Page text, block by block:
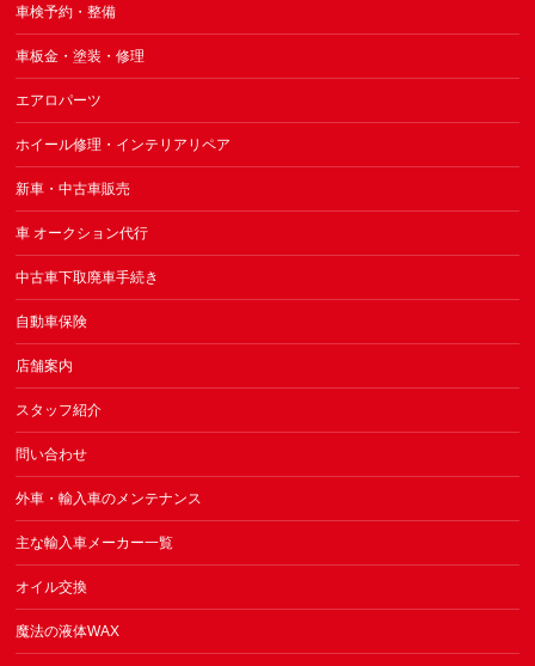
車検予約・整備
車板金・塗装・修理
エアロパーツ
ホイール修理・インテリアリペア
新車・中古車販売
車 オークション代行
中古車下取廃車手続き
自動車保険
店舗案内
スタッフ紹介
問い合わせ
外車・輸入車のメンテナンス
主な輸入車メーカー一覧
オイル交換
魔法の液体WAX